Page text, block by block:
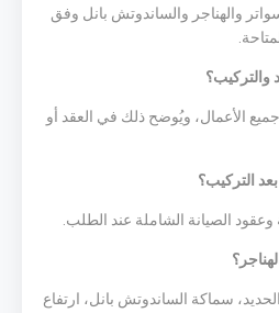
والهناجر والساندوتش بانل وفق
الأعمال، ويُوضح ذلك في العقد أو
الصيانة الشاملة عند الطلب.
سماكة الساندوتش بانل، ارتفاع